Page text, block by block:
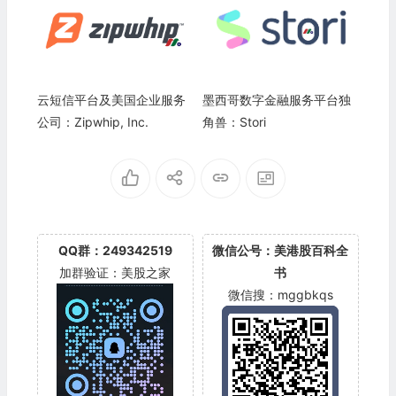
云短信平台及美国企业服务
公司：Zipwhip, Inc.
墨西哥数字金融服务平台独
角兽：Stori
QQ群：249342519
加群验证：美股之家
微信公号：美港股百科全
书
微信搜：mggbkqs